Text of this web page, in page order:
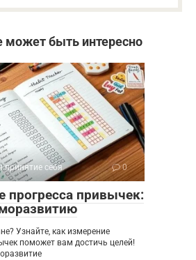
может быть интересно
принятие себя 0
прогресса привычек:
Узнайте, как измерение
поможет вам достичь целей!